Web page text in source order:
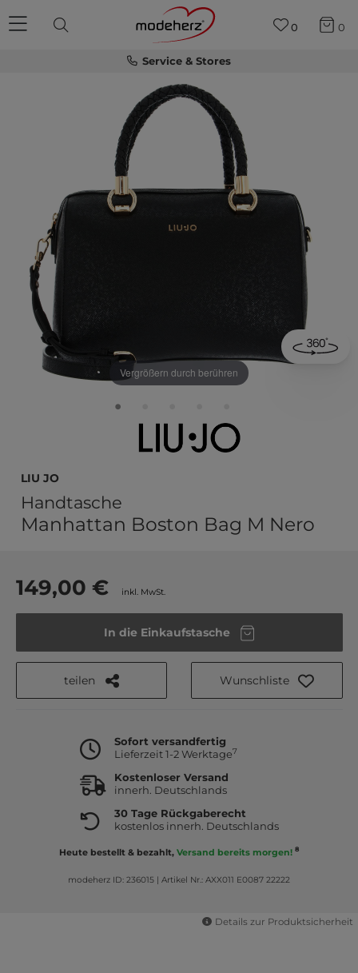
Service & Stores
0 0
Vergrößern durch berühren
LIU JO
Handtasche
Manhattan Boston Bag M Nero
149,00 € inkl. MwSt.
In die Einkaufstasche
teilen Wunschliste
Sofort versandfertig
Lieferzeit 1-2 Werktage7
Kostenloser Versand
innerh. Deutschlands
30 Tage Rückgaberecht
kostenlos innerh. Deutschlands
Heute bestellt & bezahlt, Versand bereits morgen! 8
modeherz ID: 236015 | Artikel Nr.: AXX011 E0087 22222
Details zur Produktsicherheit